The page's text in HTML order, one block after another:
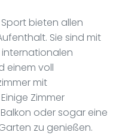
bieten allen
Sie sind mit
internationalen
einem voll
mit
Zimmer
oder sogar eine
zu genießen.